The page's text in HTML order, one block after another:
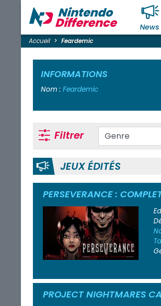
News
Accueil Feardemic
INFORMATIONS
Nom : Feardemic
Filtrer
JEUX ÉDITÉS
PERSEVERANCE :
PROJECT NIGHTMARES